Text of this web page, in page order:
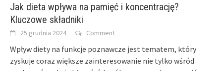
Jak dieta wpływa na pamięć i koncentrację?
Kluczowe składniki
25 grudnia 2024 Comment
Wpływ diety na funkcje poznawcze jest tematem, który
zyskuje coraz większe zainteresowanie nie tylko wśród